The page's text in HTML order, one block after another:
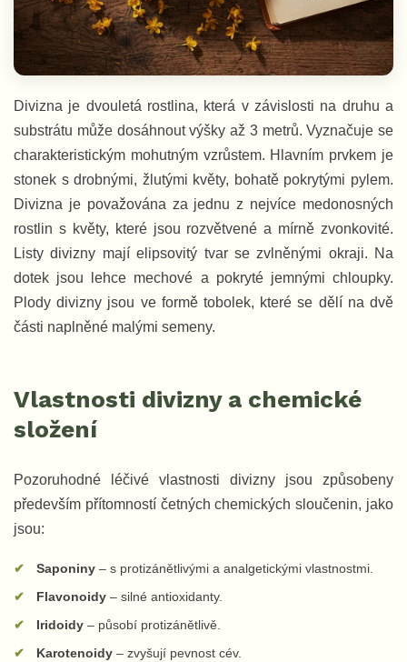
Divizna je dvouletá rostlina, která v závislosti na druhu a
substrátu může dosáhnout výšky až 3 metrů. Vyznačuje se
charakteristickým mohutným vzrůstem. Hlavním prvkem je
stonek s drobnými, žlutými květy, bohatě pokrytými pylem.
Divizna je považována za jednu z nejvíce medonosných
rostlin s květy, které jsou rozvětvené a mírně zvonkovité.
Listy divizny mají elipsovitý tvar se zvlněnými okraji. Na
dotek jsou lehce mechové a pokryté jemnými chloupky.
Plody divizny jsou ve formě tobolek, které se dělí na dvě
části naplněné malými semeny.
Vlastnosti divizny a chemické
složení
Pozoruhodné léčivé vlastnosti divizny jsou způsobeny
především přítomností četných chemických sloučenin, jako
jsou:
Saponiny – s protizánětlivými a analgetickými vlastnostmi.
Flavonoidy – silné antioxidanty.
Iridoidy – působí protizánětlivě.
Karotenoidy – zvyšují pevnost cév.